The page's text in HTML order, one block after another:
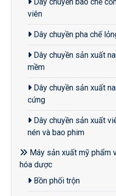
viên
Dây chuyền pha chế
Dây chuyền sản xuất
mềm
Dây chuyền sản xuất
cứng
Dây chuyền sản xuất
nén và bao phim
Máy sản xuất mỹ phẩm
hóa dược
Bồn phối trộn